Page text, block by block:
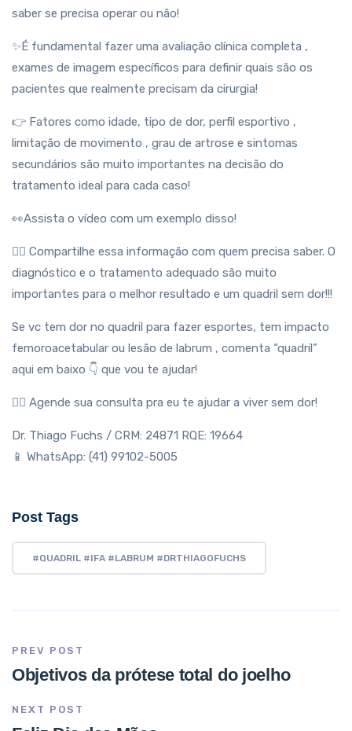
saber se precisa operar ou não!
✨É fundamental fazer uma avaliação clínica completa ,
exames de imagem específicos para definir quais são os
pacientes que realmente precisam da cirurgia!
👉 Fatores como idade, tipo de dor, perfil esportivo ,
limitação de movimento , grau de artrose e sintomas
secundários são muito importantes na decisão do
tratamento ideal para cada caso!
👀Assista o vídeo com um exemplo disso!
👉🏻 Compartilhe essa informação com quem precisa saber. O
diagnóstico e o tratamento adequado são muito
importantes para o melhor resultado e um quadril sem dor!!!
Se vc tem dor no quadril para fazer esportes, tem impacto
femoroacetabular ou lesão de labrum , comenta “quadril”
aqui em baixo 👇 que vou te ajudar!
👨‍⚕️ Agende sua consulta pra eu te ajudar a viver sem dor!
Dr. Thiago Fuchs / CRM: 24871 RQE: 19664
📱 WhatsApp: (41) 99102-5005
Post Tags
#QUADRIL #IFA #LABRUM #DRTHIAGOFUCHS
PREV POST
Objetivos da prótese total do joelho
NEXT POST